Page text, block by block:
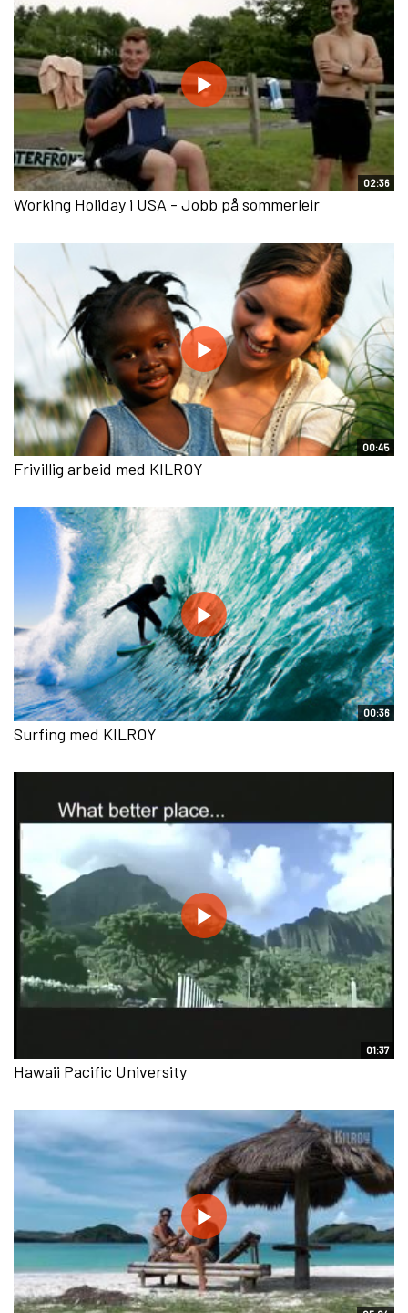
02:36
Working Holiday i USA - Jobb på sommerleir
00:45
Frivillig arbeid med KILROY
00:36
Surfing med KILROY
01:37
Hawaii Pacific University